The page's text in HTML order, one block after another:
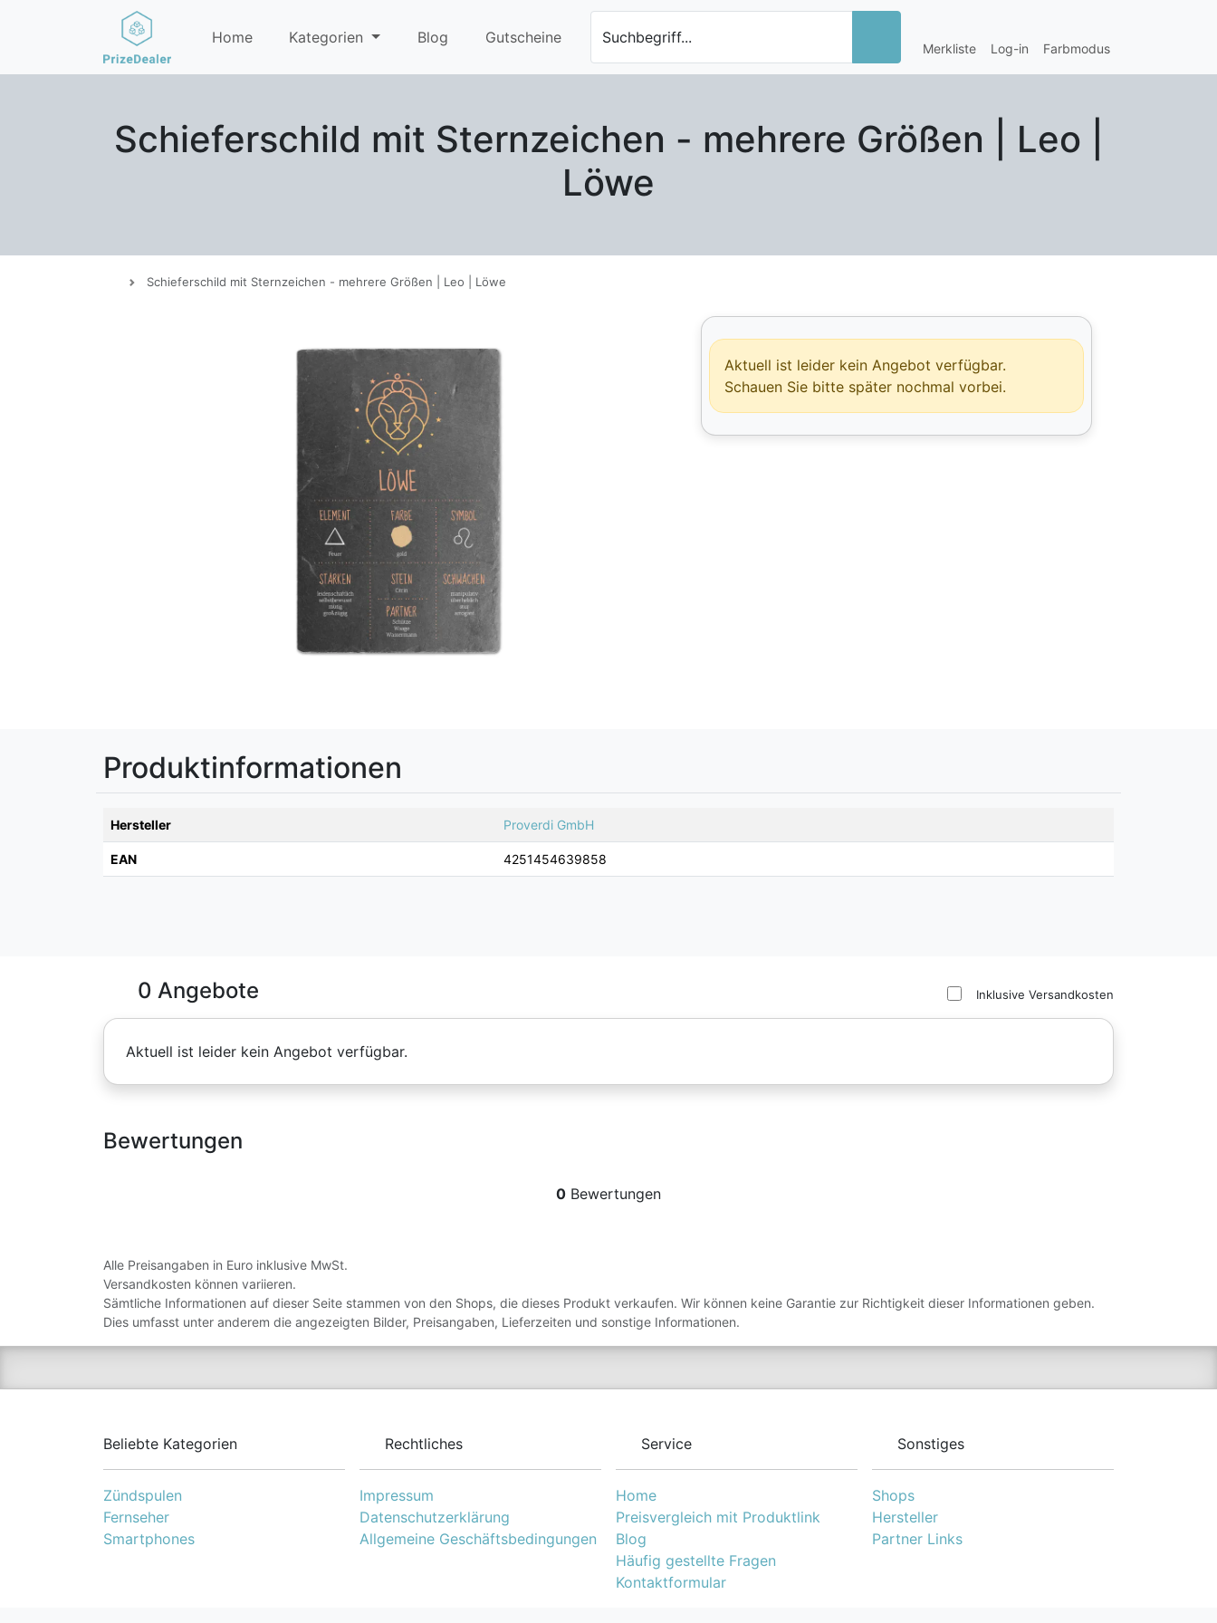
Merkliste Log-in Farbmodus
Home Kategorien Blog Gutscheine Suchbegriff...
Schieferschild mit Sternzeichen - mehrere Größen | Leo |
Löwe
Schieferschild mit Sternzeichen - mehrere Größen | Leo | Löwe
Aktuell ist leider kein Angebot verfügbar.
Schauen Sie bitte später nochmal vorbei.
Produktinformationen
Hersteller Proverdi GmbH
EAN 4251454639858
0 Angebote Inklusive Versandkosten
Aktuell ist leider kein Angebot verfügbar.
Bewertungen
0 Bewertungen
Alle Preisangaben in Euro inklusive MwSt.
Versandkosten können variieren.
Sämtliche Informationen auf dieser Seite stammen von den Shops, die dieses Produkt verkaufen. Wir können keine Garantie zur Richtigkeit dieser Informationen geben.
Dies umfasst unter anderem die angezeigten Bilder, Preisangaben, Lieferzeiten und sonstige Informationen.
Beliebte Kategorien
Zündspulen
Fernseher
Smartphones
Rechtliches
Impressum
Datenschutzerklärung
Allgemeine Geschäftsbedingungen
Service
Home
Preisvergleich mit Produktlink
Blog
Häufig gestellte Fragen
Kontaktformular
Sonstiges
Shops
Hersteller
Partner Links